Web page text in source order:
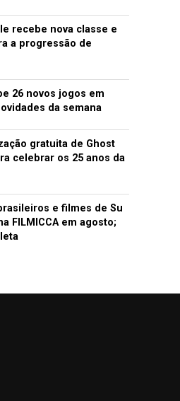
recebe nova classe e
a progressão de
26 novos jogos em
da semana
gratuita de Ghost
celebrar os 25 anos da
e filmes de Su
FILMICCA em agosto;